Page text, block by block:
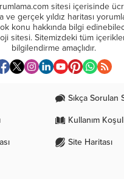
sitesi içerisinde
ve gerçek yıldız haritası
konu hakkında bilgi
sitesi. Sitemizdeki tüm
bilgilendirme amaçlıdır.
Sıkça Sorulan
Kullanım
Site Haritası